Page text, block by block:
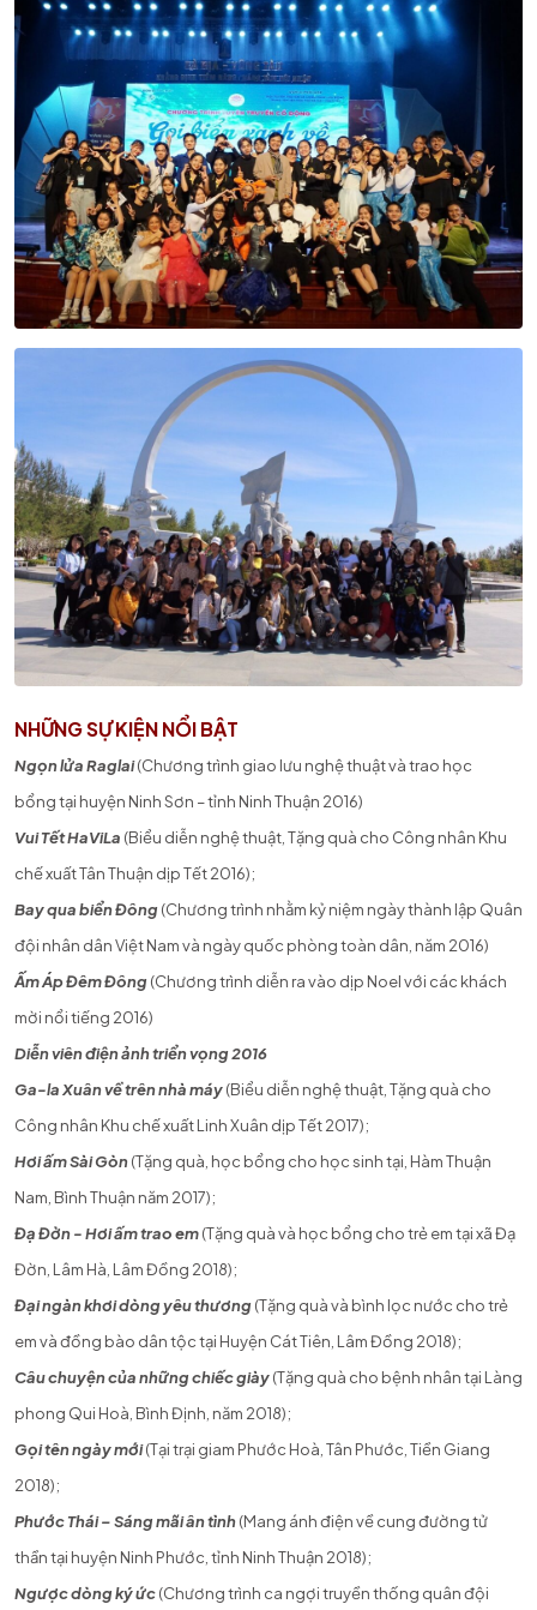
NHỮNG SỰ KIỆN NỔI BẬT
Ngọn lửa Raglai(Chương trình giao lưu nghệ thuật và trao học
bổng tại huyện Ninh Sơn – tỉnh Ninh Thuận 2016)
Vui Tết HaViLa (Biểu diễn nghệ thuật, Tặng quà cho Công nhân Khu
chế xuất Tân Thuận dịp Tết 2016);
Bay qua biển Đông (Chương trình nhằm kỷ niệm ngày thành lập Quân
đội nhân dân Việt Nam và ngày quốc phòng toàn dân, năm 2016)
Ấm Áp Đêm Đông (Chương trình diễn ra vào dịp Noel với các khách
mời nổi tiếng 2016)
Diễn viên điện ảnh triển vọng 2016
Ga-la Xuân về trên nhà máy(Biểu diễn nghệ thuật, Tặng quà cho
Công nhân Khu chế xuất Linh Xuân dịp Tết 2017);
Hơi ấm Sài Gòn(Tặng quà, học bổng cho học sinh tại, Hàm Thuận
Nam, Bình Thuận năm 2017);
Đạ Đờn - Hơi ấm trao em(Tặng quà và học bổng cho trẻ em tại xã Đạ
Đờn, Lâm Hà, Lâm Đồng 2018);
Đại ngàn khơi dòng yêu thương (Tặng quà và bình lọc nước cho trẻ
em và đồng bào dân tộc tại Huyện Cát Tiên, Lâm Đồng 2018);
Câuchuyện của những chiếc giày(Tặng quà cho bệnh nhân tại Làng
phong Qui Hoà, Bình Định, năm 2018);
Gọi tên ngày mới(Tại trại giam Phước Hoà, Tân Phước, Tiền Giang
2018);
Phước Thái – Sáng mãi ân tình(Mang ánh điện về cung đường tử
thần tại huyện Ninh Phước, tỉnh Ninh Thuận 2018);
Ngược dòng ký ức(Chương trình ca ngợi truyền thống quân đội